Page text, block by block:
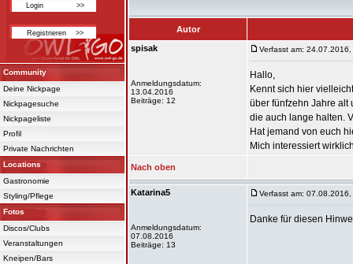
Community
Deine Nickpage
Nickpagesuche
Nickpageliste
Profil
Private Nachrichten
Locations
Gastronomie
Styling/Pflege
Fotos
Discos/Clubs
Veranstaltungen
Kneipen/Bars
Autor
spisak
Anmeldungsdatum:
13.04.2016
Beiträge: 12
Verfasst am:
Hallo,
Kennt sich hier
über fünfzehn Jahre alt
die auch lange halten.
Hat jemand von euch
Mich interessiert
Nach oben
Katarina5
Anmeldungsdatum:
07.08.2016
Beiträge: 13
Verfasst am:
Danke für diesen